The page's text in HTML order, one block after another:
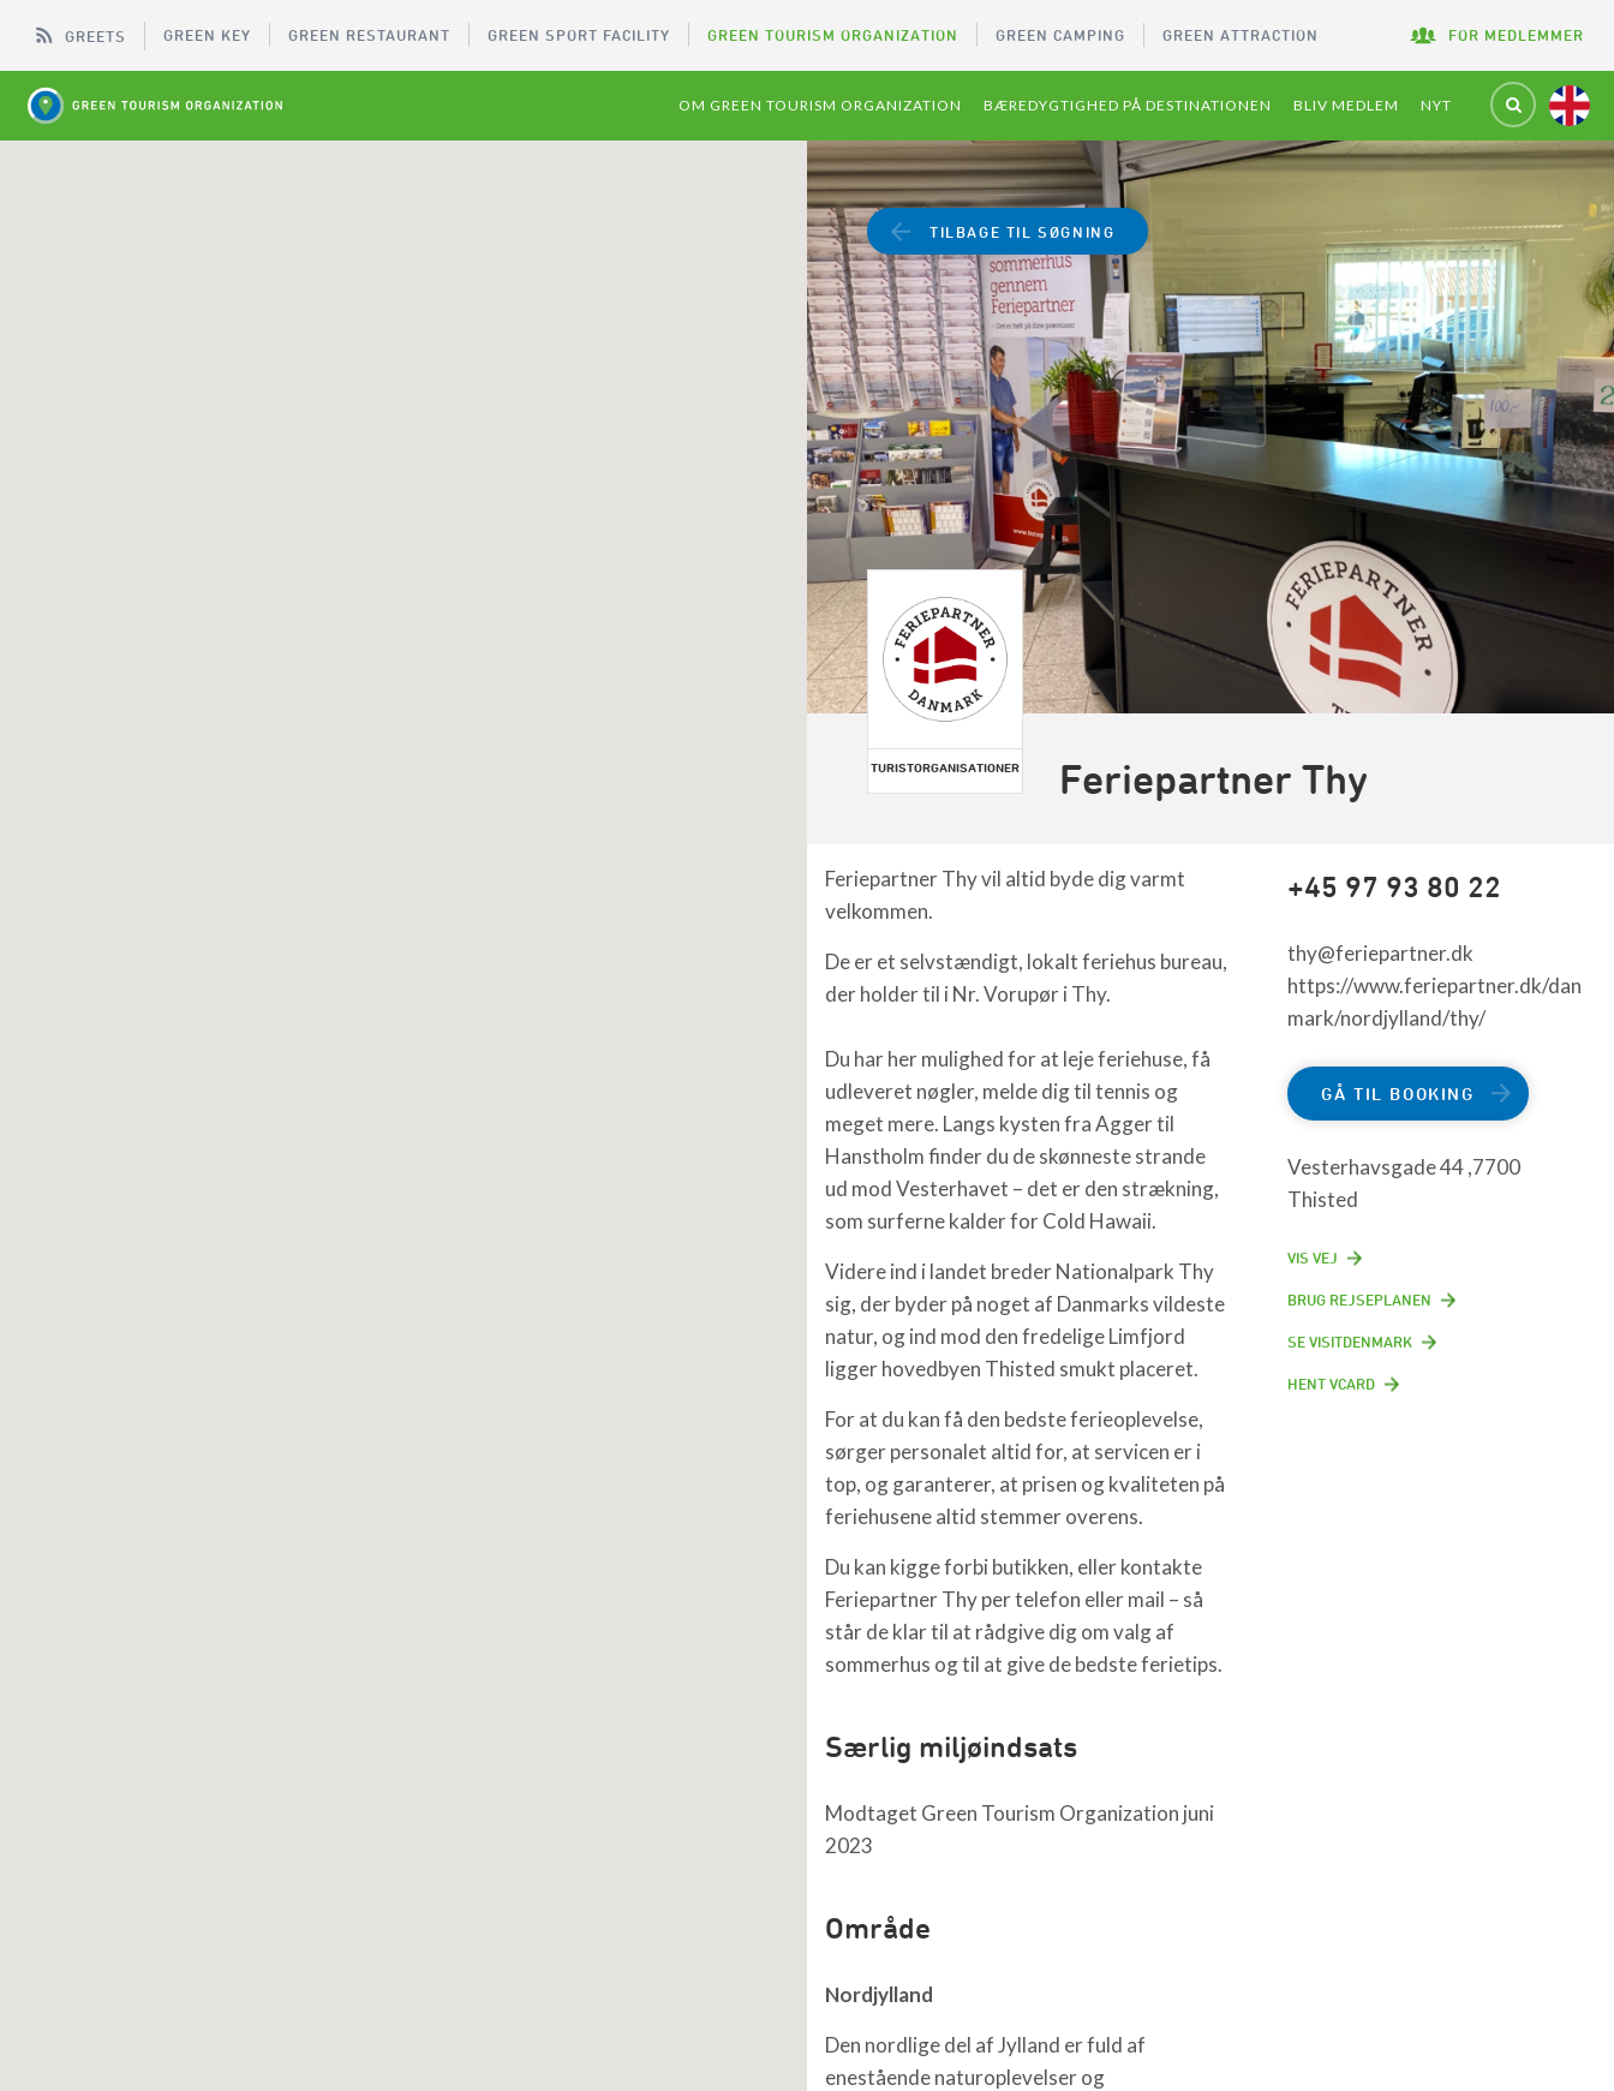
GREETS GREEN KEY GREEN RESTAURANT GREEN SPORT FACILITY GREEN TOURISM ORGANIZATION GREEN CAMPING GREEN ATTRACTION FOR MEDLEMMER
OM GREEN TOURISM ORGANIZATION BÆREDYGTIGHED PÅ DESTINATIONEN BLIV MEDLEM NYT
TURISTORGANISATIONER
TILBAGE TIL SØGNING
Feriepartner Thy
Feriepartner Thy vil altid byde dig varmt
velkommen.
De er et selvstændigt, lokalt feriehus bureau,
der holder til i Nr. Vorupør i Thy.
Du har her mulighed for at leje feriehuse, få
udleveret nøgler, melde dig til tennis og
meget mere. Langs kysten fra Agger til
Hanstholm finder du de skønneste strande
ud mod Vesterhavet – det er den strækning,
som surferne kalder for Cold Hawaii.
Videre ind i landet breder Nationalpark Thy
sig, der byder på noget af Danmarks vildeste
natur, og ind mod den fredelige Limfjord
ligger hovedbyen Thisted smukt placeret.
For at du kan få den bedste ferieoplevelse,
sørger personalet altid for, at servicen er i
top, og garanterer, at prisen og kvaliteten på
feriehusene altid stemmer overens.
Du kan kigge forbi butikken, eller kontakte
Feriepartner Thy per telefon eller mail – så
står de klar til at rådgive dig om valg af
sommerhus og til at give de bedste ferietips.
Særlig miljøindsats
Modtaget Green Tourism Organization juni
2023
Område
Nordjylland
Den nordlige del af Jylland er fuld af
enestående naturoplevelser og
+45 97 93 80 22
thy@feriepartner.dk
https://www.feriepartner.dk/dan
mark/nordjylland/thy/
GÅ TIL BOOKING
Vesterhavsgade 44 ,7700
Thisted
VIS VEJ
BRUG REJSEPLANEN
SE VISITDENMARK
HENT VCARD